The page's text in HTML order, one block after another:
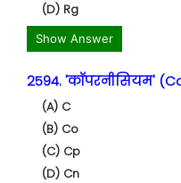
(D) Rg
Show Answer
2594. 'कॉपरनीसियम'
(A) C
(B) Co
(C) Cp
(D) Cn